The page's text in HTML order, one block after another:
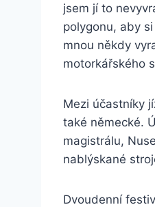
jsem jí to
polygonu, aby
mnou někdy
motorkářského
Mezi účastníky
také německé.
magistrálu,
nablýskané
Dvoudenní